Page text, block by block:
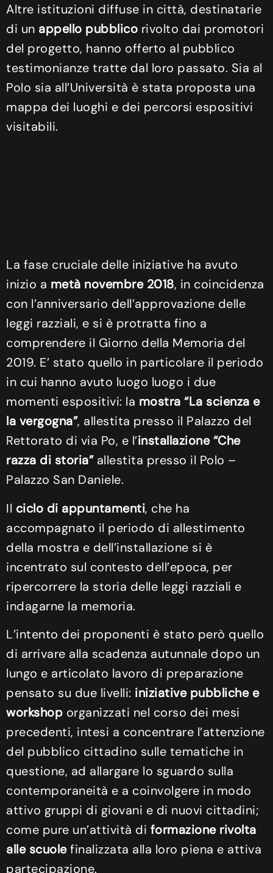
Altre istituzioni diffuse in città, destinatarie
di un appello pubblico rivolto dai promotori
del progetto, hanno offerto al pubblico
testimonianze tratte dal loro passato. Sia al
Polo sia all’Università è stata proposta una
mappa dei luoghi e dei percorsi espositivi
visitabili.
La fase cruciale delle iniziative ha avuto
inizio a metà novembre 2018, in coincidenza
con l’anniversario dell’approvazione delle
leggi razziali, e si è protratta fino a
comprendere il Giorno della Memoria del
2019. E’ stato quello in particolare il periodo
in cui hanno avuto luogo luogo i due
momenti espositivi: la mostra “La scienza e
la vergogna”, allestita presso il Palazzo del
Rettorato di via Po, e l’installazione “Che
razza di storia”allestita presso il Polo –
Palazzo San Daniele.
Il ciclo di appuntamenti, che ha
accompagnato il periodo di allestimento
della mostra e dell’installazione si è
incentrato sul contesto dell’epoca, per
ripercorrere la storia delle leggi razziali e
indagarne la memoria.
L’intento dei proponenti è stato però quello
di arrivare alla scadenza autunnale dopo un
lungo e articolato lavoro di preparazione
pensato su due livelli: iniziative pubbliche e
workshop organizzati nel corso dei mesi
precedenti, intesi a concentrare l’attenzione
del pubblico cittadino sulle tematiche in
questione, ad allargare lo sguardo sulla
contemporaneità e a coinvolgere in modo
attivo gruppi di giovani e di nuovi cittadini;
come pure un’attività di formazione rivolta
alle scuolefinalizzata alla loro piena e attiva
partecipazione.